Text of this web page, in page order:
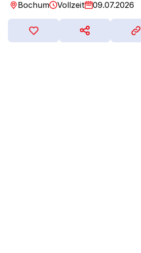
Bochum Vollzeit 09.07.2026